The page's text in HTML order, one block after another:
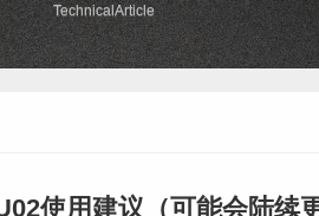
TechnicalArticle
使用建议（可能会陆续更